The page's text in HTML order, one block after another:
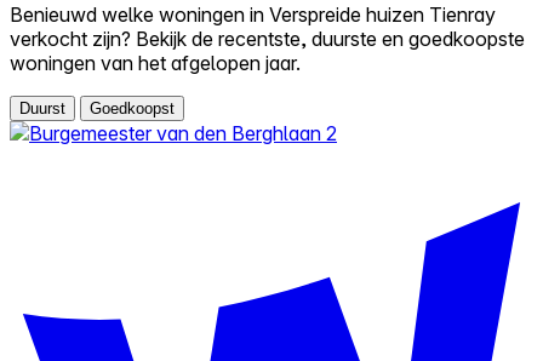
Benieuwd welke woningen in Verspreide huizen Tienray
verkocht zijn? Bekijk de recentste, duurste en goedkoopste
woningen van het afgelopen jaar.
Duurst Goedkoopst